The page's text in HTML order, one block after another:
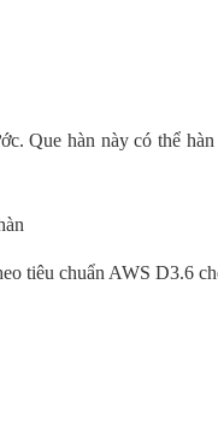
Que hàn này có thể
tiêu chuẩn AWS D3.6